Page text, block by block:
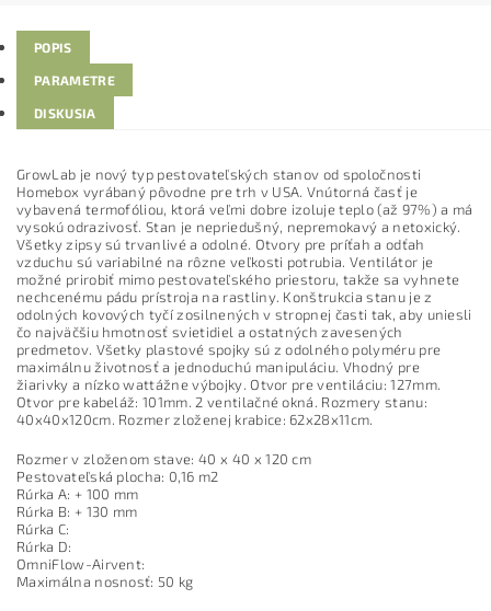
POPIS
PARAMETRE
DISKUSIA
GrowLab je nový typ pestovateľských stanov od spoločnosti
Homebox vyrábaný pôvodne pre trh v USA. Vnútorná časť je
vybavená termofóliou, ktorá veľmi dobre izoluje teplo (až 97%) a má
vysokú odrazivosť. Stan je nepriedušný, nepremokavý a netoxický.
Všetky zipsy sú trvanlivé a odolné. Otvory pre príťah a odťah
vzduchu sú variabilné na rôzne veľkosti potrubia. Ventilátor je
možné prirobiť mimo pestovateľského priestoru, takže sa vyhnete
nechcenému pádu prístroja na rastliny. Konštrukcia stanu je z
odolných kovových tyčí zosilnených v stropnej časti tak, aby uniesli
čo najväčšiu hmotnosť svietidiel a ostatných zavesených
predmetov. Všetky plastové spojky sú z odolného polyméru pre
maximálnu životnosť a jednoduchú manipuláciu. Vhodný pre
žiarivky a nízko wattážne výbojky. Otvor pre ventiláciu: 127mm.
Otvor pre kabeláž: 101mm. 2 ventilačné okná. Rozmery stanu:
40x40x120cm. Rozmer zloženej krabice: 62x28x11cm.
Rozmer v zloženom stave: 40 x 40 x 120 cm
Pestovateľská plocha: 0,16 m2
Rúrka A: + 100 mm
Rúrka B: + 130 mm
Rúrka C:
Rúrka D:
OmniFlow-Airvent:
Maximálna nosnosť: 50 kg